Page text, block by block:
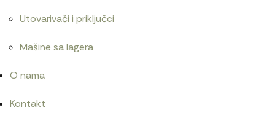
Utovarivači i priključci
Mašine sa lagera
O nama
Kontakt